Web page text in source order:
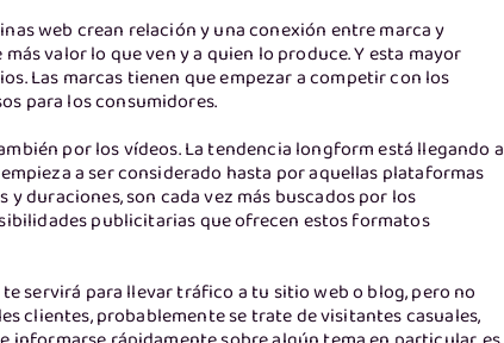
web crean relación y una conexión entre marca y
valor lo que ven y a quien lo produce. Y esta mayor
Las marcas tienen que empezar a competir con los
para los consumidores.
por los vídeos. La tendencia longform está llegando a
a ser considerado hasta por aquellas plataformas
duraciones, son cada vez más buscados por los
publicitarias que ofrecen estos formatos
servirá para llevar tráfico a tu sitio web o blog, pero no
clientes, probablemente se trate de visitantes casuales,